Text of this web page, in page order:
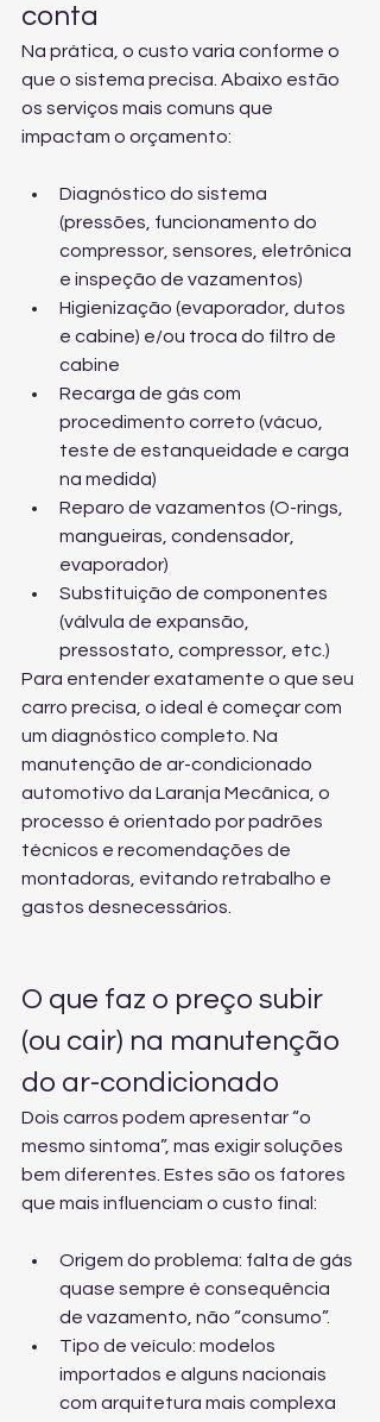
conta
Na prática, o custo varia conforme o
que o sistema precisa. Abaixo estão
os serviços mais comuns que
impactam o orçamento:
Diagnóstico do sistema
(pressões, funcionamento do
compressor, sensores, eletrônica
e inspeção de vazamentos)
Higienização (evaporador, dutos
e cabine) e/ou troca do filtro de
cabine
Recarga de gás com
procedimento correto (vácuo,
teste de estanqueidade e carga
na medida)
Reparo de vazamentos (O-rings,
mangueiras, condensador,
evaporador)
Substituição de componentes
(válvula de expansão,
pressostato, compressor, etc.)
Para entender exatamente o que seu
carro precisa, o ideal é começar com
um diagnóstico completo. Na
manutenção de ar-condicionado
automotivo da Laranja Mecânica, o
processo é orientado por padrões
técnicos e recomendações de
montadoras, evitando retrabalho e
gastos desnecessários.
O que faz o preço subir
(ou cair) na manutenção
do ar-condicionado
Dois carros podem apresentar “o
mesmo sintoma”, mas exigir soluções
bem diferentes. Estes são os fatores
que mais influenciam o custo final:
Origem do problema: falta de gás
quase sempre é consequência
de vazamento, não “consumo”.
Tipo de veículo: modelos
importados e alguns nacionais
com arquitetura mais complexa